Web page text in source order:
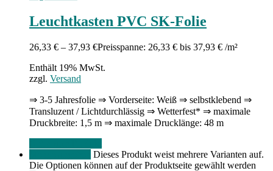
Leuchtkasten PVC SK-Folie
26,33 € – 37,93 €Preisspanne: 26,33 € bis 37,93 € /m²
Enthält 19% MwSt.
zzgl. Versand
⇒ 3-5 Jahresfolie ⇒ Vorderseite: Weiß ⇒ selbstklebend ⇒
Transluzent / Lichtdurchlässig ⇒ Wetterfest* ⇒ maximale
Druckbreite: 1,5 m ⇒ maximale Drucklänge: 48 m
Dieses Produkt weist mehrere Varianten auf.
Die Optionen können auf der Produktseite gewählt werden